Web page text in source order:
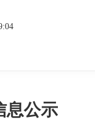
息公示